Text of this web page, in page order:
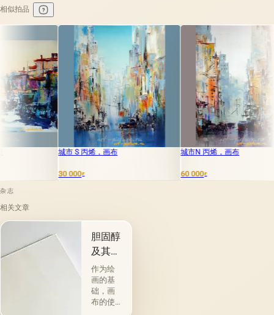
相似拍品
城市N 丙烯，画布 红色光油，
杂志
相关文章
胆固醇
及其特
性
作为绘
画的基
础，画
布的使